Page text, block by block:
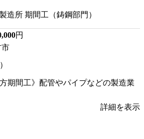
造所 期間工（鋳鋼部門）
円
市
方期間工》配管やパイプなどの製造業
詳細を表示